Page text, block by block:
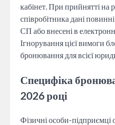
кабінет. При прийнятті на
співробітника дані
СП або внесені в
Ігнорування цієї вимоги
бронювання для всієї
Специфіка
2026 році
Фізичні особи-підприємці